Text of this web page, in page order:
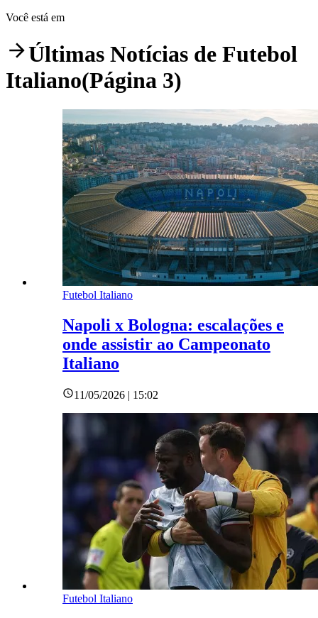
Você está em
Últimas Notícias de Futebol
Italiano(Página 3)
Futebol Italiano
Napoli x Bologna: escalações e
onde assistir ao Campeonato
Italiano
11/05/2026 | 15:02
Futebol Italiano